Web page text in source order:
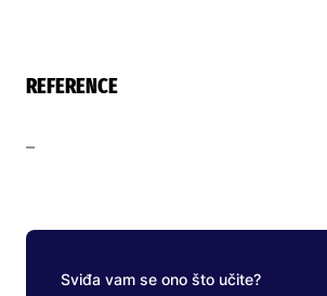
REFERENCE
–
Sviđa vam se ono što učite?